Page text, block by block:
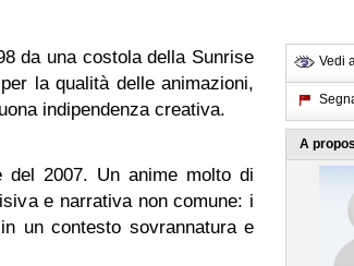
da una costola della Sunrise
la qualità delle animazioni,
indipendenza creativa.
2007. Un anime molto di
e narrativa non comune: i
un contesto sovrannatura e
Vedi
A